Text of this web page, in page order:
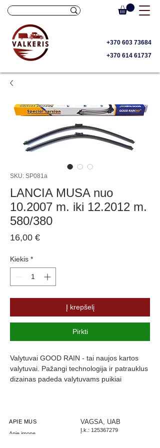
+370 603 73684
+370 614 61737
SKU: SP081a
LANCIA MUSA nuo
10.2007 m. iki 12.2012 m.
580/380
16,00 €Price
Kiekis *
Į krepšelį
Pirkti
Valytuvai GOOD RAIN - tai naujos kartos
valytuvai. Pažangi technologija ir patrauklus
dizainas padeda valytuvams puikiai
triukšmą ir užtikrina komfortą.
APIE MUS
Apie įmonę
VAGSA, UAB
Į.k.: 125367279